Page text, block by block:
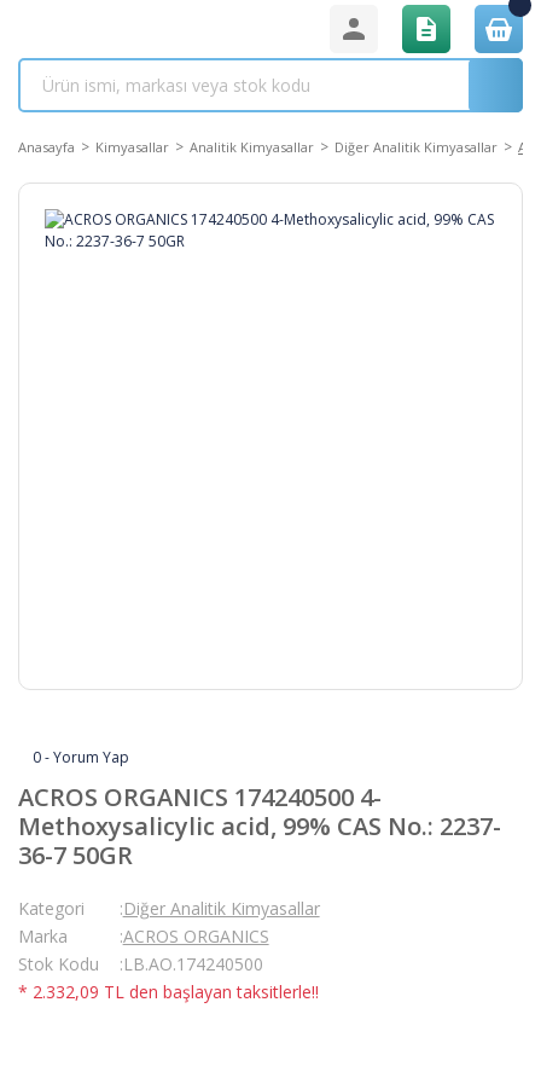
Anasayfa Kimyasallar Analitik Kimyasallar Diğer Analitik Kimyasallar
0 - Yorum Yap
ACROS ORGANICS 174240500 4-
Methoxysalicylic acid, 99% CAS No.: 2237-
36-7 50GR
Kategori
Diğer Analitik Kimyasallar
Marka
ACROS ORGANICS
Stok Kodu
LB.AO.174240500
* 2.332,09 TL den başlayan taksitlerle!!